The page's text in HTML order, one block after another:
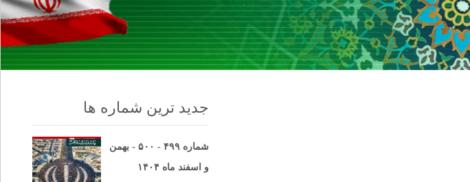
جدید ترین شماره ها
شماره ۴۹۹ - ۵۰۰ - بهمن
و اسفند ماه ۱۴۰۴